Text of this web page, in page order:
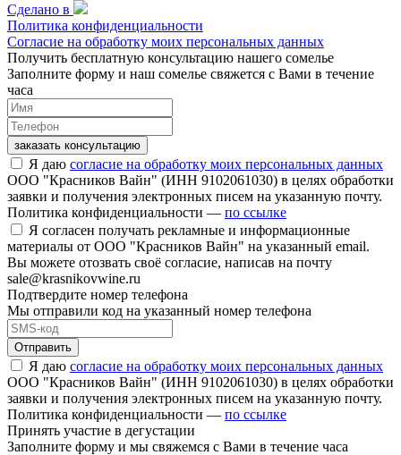
Сделано в
Политика конфиденциальности
Согласие на обработку моих персональных данных
Получить бесплатную консультацию нашего сомелье
Заполните форму и наш сомелье свяжется с Вами в течение
часа
заказать консультацию
Я даю согласие на обработку моих персональных данных
ООО "Красников Вайн" (ИНН 9102061030) в целях обработки
заявки и получения электронных писем на указанную почту.
Политика конфиденциальности — по ссылке
Я согласен получать рекламные и информационные
материалы от ООО "Красников Вайн" на указанный email.
Вы можете отозвать своё согласие, написав на почту
sale@krasnikovwine.ru
Подтвердите номер телефона
Мы отправили код на указанный номер телефона
Отправить
Я даю согласие на обработку моих персональных данных
ООО "Красников Вайн" (ИНН 9102061030) в целях обработки
заявки и получения электронных писем на указанную почту.
Политика конфиденциальности — по ссылке
Принять участие в дегустации
Заполните форму и мы свяжемся с Вами в течение часа